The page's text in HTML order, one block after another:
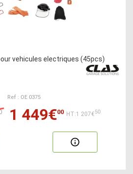
vehicules electriques (45pcs)
Ref : OE 0375
1 449€00 HT:1 207€50